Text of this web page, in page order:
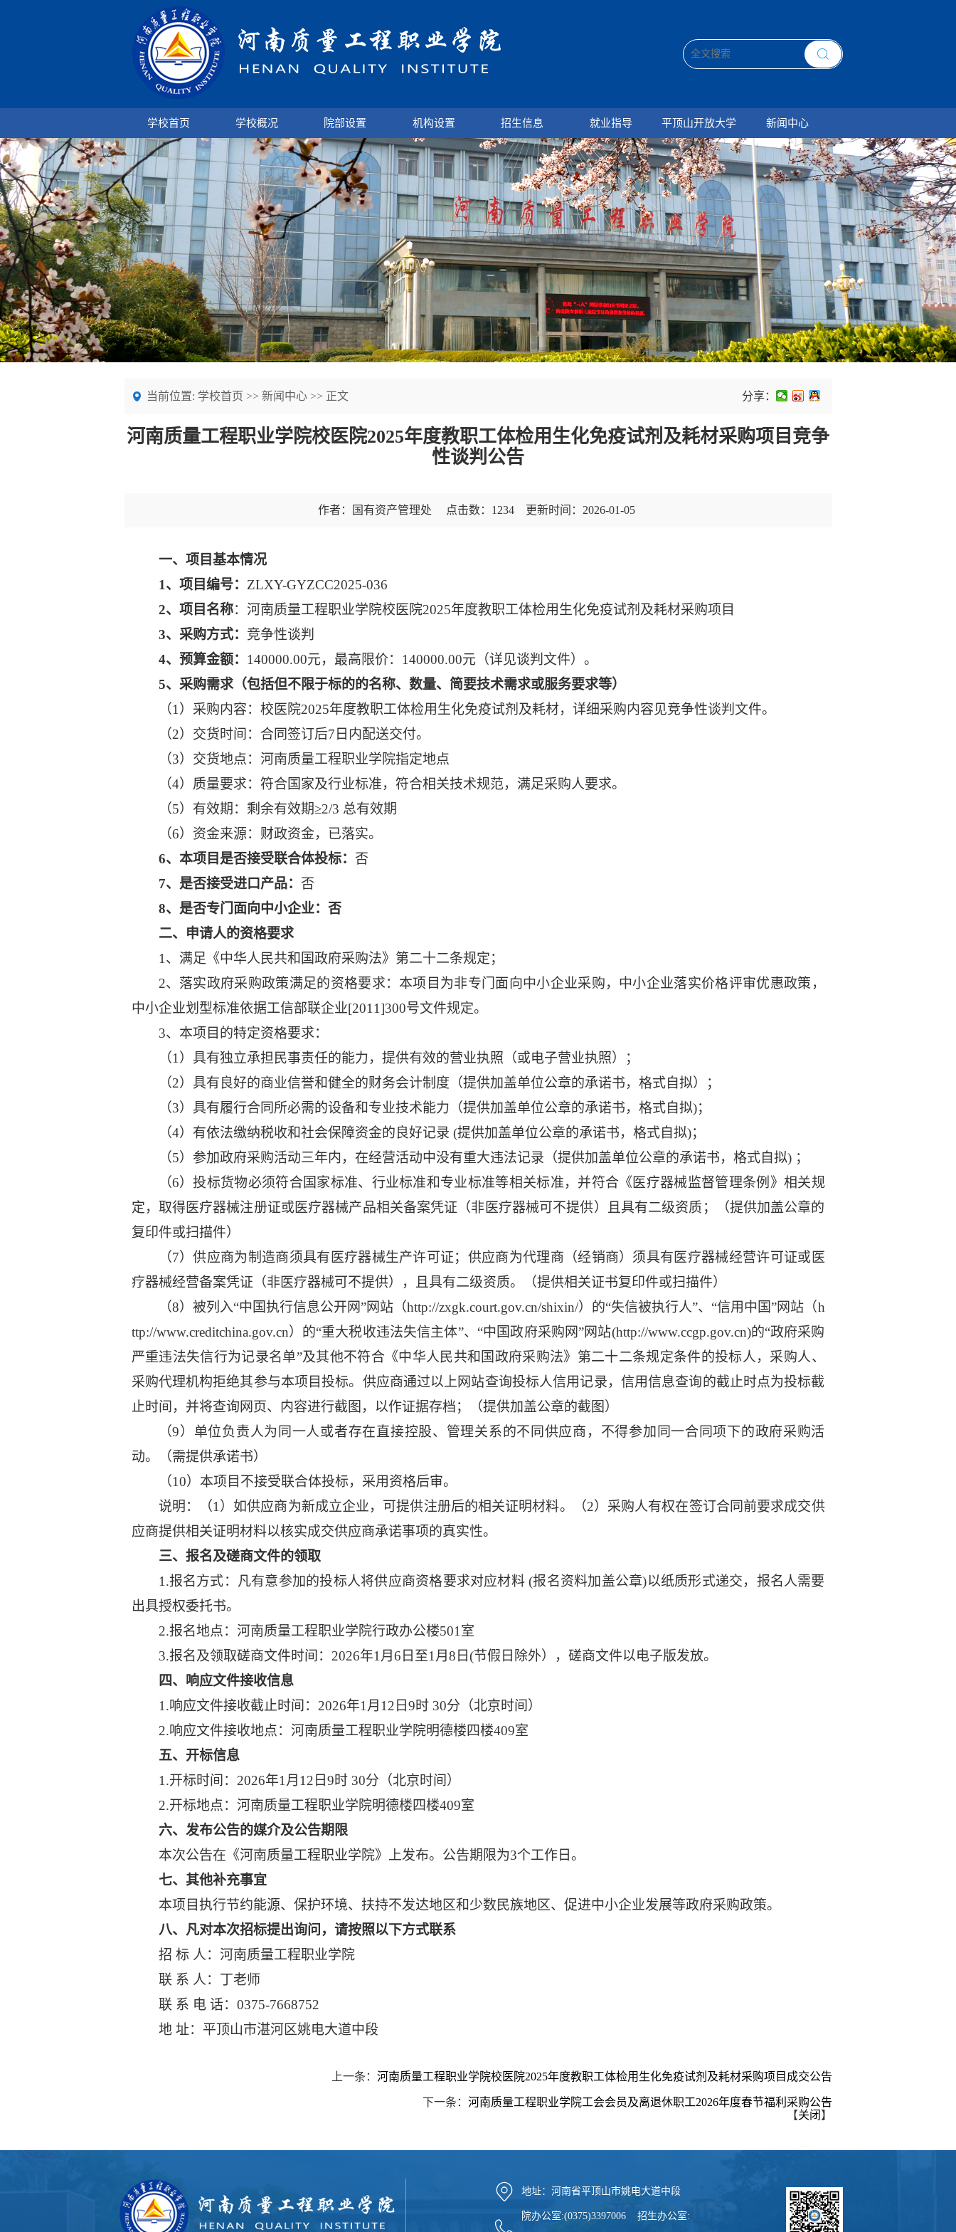
学校首页 学校概况 院部设置 机构设置 招生信息 就业指导 平顶山开放大学 新闻中心
当前位置: 学校首页 >> 新闻中心>> 正文 分享：
河南质量工程职业学院校医院2025年度教职工体检用生化免疫试剂及耗材采购项目竞争
性谈判公告
作者：国有资产管理处 点击数： 1234 更新时间：2026-01-05
一、项目基本情况
1、项目编号： ZLXY-GYZCC2025-036
2、项目名称： 河南质量工程职业学院校医院2025年度教职工体检用生化免疫试剂及耗材采购项目
3、采购方式： 竞争性谈判
4、预算金额： 140000.00元，最高限价：140000.00元（详见谈判文件）。
5、采购需求（包括但不限于标的的名称、数量、简要技术需求或服务要求等）
（1）采购内容：校医院2025年度教职工体检用生化免疫试剂及耗材，详细采购内容见竞争性谈判文件。
（2）交货时间：合同签订后7日内配送交付。
（3）交货地点：河南质量工程职业学院指定地点
（4）质量要求：符合国家及行业标准，符合相关技术规范，满足采购人要求。
（5）有效期：剩余有效期≥2/3 总有效期
（6）资金来源：财政资金，已落实。
6、本项目是否接受联合体投标： 否
7、是否接受进口产品： 否
8、是否专门面向中小企业：否
二、申请人的资格要求
1、满足《中华人民共和国政府采购法》第二十二条规定；
2、落实政府采购政策满足的资格要求：本项目为非专门面向中小企业采购，中小企业落实价格评审优惠政策，
中小企业划型标准依据工信部联企业[2011]300号文件规定。
3、本项目的特定资格要求：
（1）具有独立承担民事责任的能力，提供有效的营业执照（或电子营业执照）；
（2）具有良好的商业信誉和健全的财务会计制度（提供加盖单位公章的承诺书，格式自拟）；
（3）具有履行合同所必需的设备和专业技术能力（提供加盖单位公章的承诺书，格式自拟)；
（4）有依法缴纳税收和社会保障资金的良好记录 (提供加盖单位公章的承诺书，格式自拟)；
（5）参加政府采购活动三年内，在经营活动中没有重大违法记录（提供加盖单位公章的承诺书，格式自拟) ；
（6）投标货物必须符合国家标准、行业标准和专业标准等相关标准，并符合《医疗器械监督管理条例》相关规
定，取得医疗器械注册证或医疗器械产品相关备案凭证（非医疗器械可不提供）且具有二级资质；（提供加盖公章的
复印件或扫描件）
（7）供应商为制造商须具有医疗器械生产许可证；供应商为代理商（经销商）须具有医疗器械经营许可证或医
疗器械经营备案凭证（非医疗器械可不提供），且具有二级资质。（提供相关证书复印件或扫描件）
（8）被列入“中国执行信息公开网”网站（http://zxgk.court.gov.cn/shixin/）的“失信被执行人”、“信用中国”网站（h
ttp://www.creditchina.gov.cn）的“重大税收违法失信主体”、“中国政府采购网”网站(http://www.ccgp.gov.cn)的“政府采购
严重违法失信行为记录名单”及其他不符合《中华人民共和国政府采购法》第二十二条规定条件的投标人，采购人、
采购代理机构拒绝其参与本项目投标。供应商通过以上网站查询投标人信用记录，信用信息查询的截止时点为投标截
止时间，并将查询网页、内容进行截图，以作证据存档；（提供加盖公章的截图）
（9）单位负责人为同一人或者存在直接控股、管理关系的不同供应商，不得参加同一合同项下的政府采购活
动。（需提供承诺书）
（10）本项目不接受联合体投标，采用资格后审。
说明：（1）如供应商为新成立企业，可提供注册后的相关证明材料。（2）采购人有权在签订合同前要求成交供
应商提供相关证明材料以核实成交供应商承诺事项的真实性。
三、报名及磋商文件的领取
1.报名方式：凡有意参加的投标人将供应商资格要求对应材料 (报名资料加盖公章)以纸质形式递交，报名人需要
出具授权委托书。
2.报名地点：河南质量工程职业学院行政办公楼501室
3.报名及领取磋商文件时间：2026年1月6日至1月8日(节假日除外），磋商文件以电子版发放。
四、响应文件接收信息
1.响应文件接收截止时间：2026年1月12日9时 30分（北京时间）
2.响应文件接收地点：河南质量工程职业学院明德楼四楼409室
五、开标信息
1.开标时间：2026年1月12日9时 30分（北京时间）
2.开标地点：河南质量工程职业学院明德楼四楼409室
六、发布公告的媒介及公告期限
本次公告在《河南质量工程职业学院》上发布。公告期限为3个工作日。
七、其他补充事宜
本项目执行节约能源、保护环境、扶持不发达地区和少数民族地区、促进中小企业发展等政府采购政策。
八、
凡对本次招标提出询问，请按照以下方式联系
招 标 人：河南质量工程职业学院
联 系 人：丁老师
联 系 电 话：0375-7668752
地 址：平顶山市湛河区姚电大道中段
上一条： 河南质量工程职业学院校医院2025年度教职工体检用生化免疫试剂及耗材采购项目成交公告
下一条： 河南质量工程职业学院工会会员及离退休职工2026年度春节福利采购公告
【关闭 】
地址：河南省平顶山市姚电大道中段
院办公室:(0375)3397006 招生办公室: